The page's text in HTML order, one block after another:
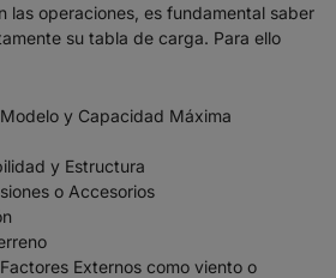
las operaciones, es fundamental saber
su tabla de carga. Para ello
y Capacidad Máxima
y Estructura
o Accesorios
Externos como viento o